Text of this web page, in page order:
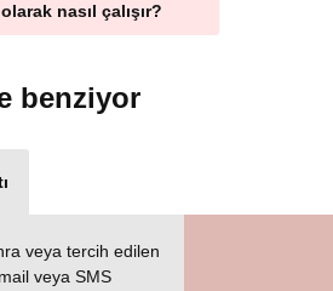
nasıl çalışır?
benziyor
veya tercih edilen
veya SMS